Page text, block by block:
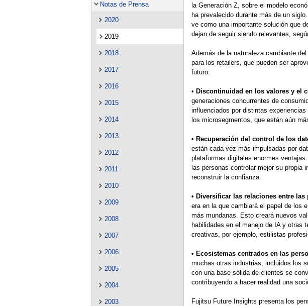
Notas de Prensa
2020
2019
2018
2017
2016
2015
2014
2013
2012
2011
2010
2009
2008
2007
2006
2005
2004
2003
la Generación Z, sobre el modelo
ha prevalecido durante más de un
ve como una importante solución que
dejan de seguir siendo relevantes,
Además de la naturaleza cambiante
para los retailers, que pueden ser
futuro:
• Discontinuidad en los valores y el
generaciones concurrentes de
influenciados por distintas
los microsegmentos, que están aún
• Recuperación del control de los
están cada vez más impulsadas por
plataformas digitales enormes
las personas controlar mejor su propia
reconstruir la confianza.
• Diversificar las relaciones entre
era en la que cambiará el papel de los
más mundanas. Esto creará nuevos
habilidades en el manejo de IA y otras
creativas, por ejemplo, estilistas
• Ecosistemas centrados en las
muchas otras industrias, incluidos los
con una base sólida de clientes se
contribuyendo a hacer realidad una
Fujitsu Future Insights presenta los